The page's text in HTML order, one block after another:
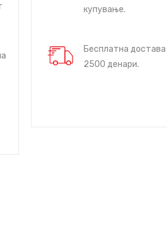
купување.
Бесплатна
2500 денари.